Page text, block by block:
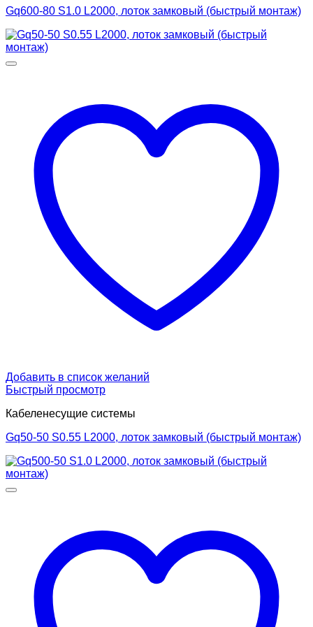
Gq600-80 S1.0 L2000, лоток замковый (быстрый монтаж)
Добавить в список желаний
Быстрый просмотр
Кабеленесущие системы
Gq50-50 S0.55 L2000, лоток замковый (быстрый монтаж)